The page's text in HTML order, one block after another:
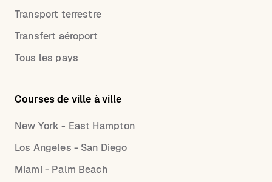
Transport terrestre
Transfert aéroport
Tous les pays
Courses de ville à ville
New York - East Hampton
Los Angeles - San Diego
Miami - Palm Beach